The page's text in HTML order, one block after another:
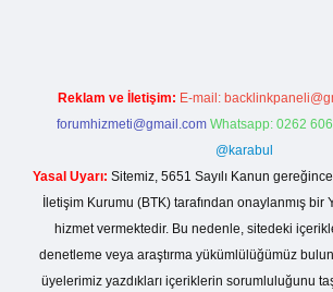
Reklam ve İletişim: E-mail:
forumhizmeti@gmail.com Whatsapp: 0262
@karabul
Yasal Uyarı: Sitemiz, 5651 Sayılı Kanun
İletişim Kurumu (BTK) tarafından onaylanmış bir
hizmet vermektedir. Bu nedenle, sitedeki
denetleme veya araştırma yükümlülüğümüz
üyelerimiz yazdıkları içeriklerin sorumluluğunu